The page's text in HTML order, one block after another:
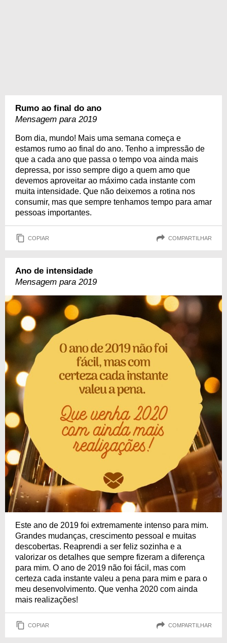
Rumo ao final do ano
Mensagem para 2019
Bom dia, mundo! Mais uma semana começa e
estamos rumo ao final do ano. Tenho a impressão de
que a cada ano que passa o tempo voa ainda mais
depressa, por isso sempre digo a quem amo que
devemos aproveitar ao máximo cada instante com
muita intensidade. Que não deixemos a rotina nos
consumir, mas que sempre tenhamos tempo para amar
pessoas importantes.
COPIAR COMPARTILHAR
Ano de intensidade
Mensagem para 2019
Este ano de 2019 foi extremamente intenso para mim.
Grandes mudanças, crescimento pessoal e muitas
descobertas. Reaprendi a ser feliz sozinha e a
valorizar os detalhes que sempre fizeram a diferença
para mim. O ano de 2019 não foi fácil, mas com
certeza cada instante valeu a pena para mim e para o
meu desenvolvimento. Que venha 2020 com ainda
mais realizações!
COPIAR COMPARTILHAR